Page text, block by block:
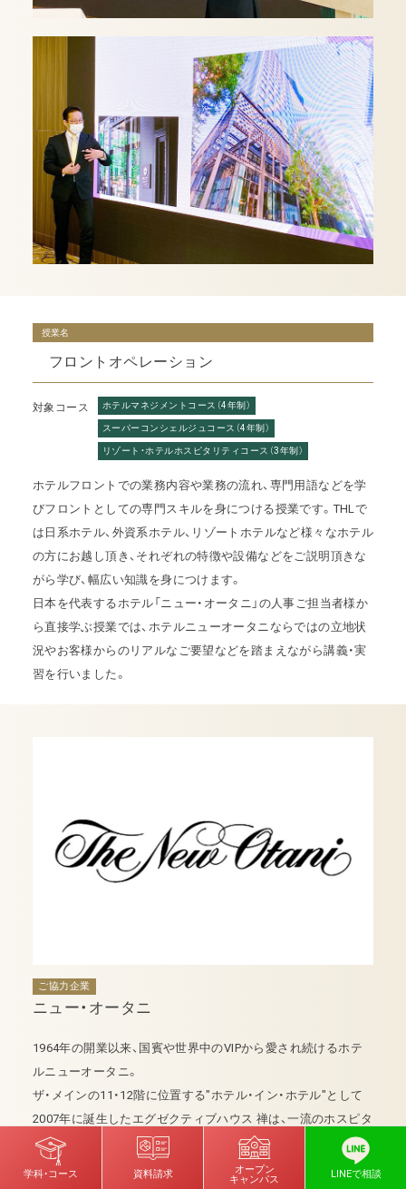
授業名
フロントオペレーション
対象コース ホテルマネジメントコース（4年制）
スーパーコンシェルジュコース（4年制）
リゾート・ホテルホスピタリティコース（3年制）
ホテルフロントでの業務内容や業務の流れ、専門用語などを学
びフロントとしての専門スキルを身につける授業です。THLで
は日系ホテル、外資系ホテル、リゾートホテルなど様々なホテル
の方にお越し頂き、それぞれの特徴や設備などをご説明頂きな
がら学び、幅広い知識を身につけます。
日本を代表するホテル「ニュー・オータニ」の人事ご担当者様か
ら直接学ぶ授業では、ホテルニューオータニならではの立地状
況やお客様からのリアルなご要望などを踏まえながら講義・実
習を行いました。
ご協力企業
ニュー・オータニ
1964年の開業以来、国賓や世界中のVIPから愛され続けるホテ
ルニューオータニ。
ザ・メインの11・12階に位置する"ホテル・イン・ホテル"として
2007年に誕生したエグゼクティブハウス 禅は、一流のホスピタ
リティを格付けする「フォーブス・トラベルガイド」2021年度格
付け評価ホテル部門において、2年連続で最高評価の5つ星を受
学科・コース 資料請求
オープン
キャンパス
LINEで相談